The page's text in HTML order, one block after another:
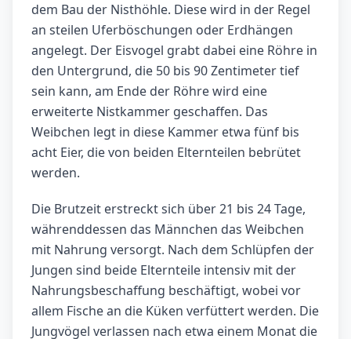
dem Bau der Nisthöhle. Diese wird in der Regel
an steilen Uferböschungen oder Erdhängen
angelegt. Der Eisvogel grabt dabei eine Röhre in
den Untergrund, die 50 bis 90 Zentimeter tief
sein kann, am Ende der Röhre wird eine
erweiterte Nistkammer geschaffen. Das
Weibchen legt in diese Kammer etwa fünf bis
acht Eier, die von beiden Elternteilen bebrütet
werden.
Die Brutzeit erstreckt sich über 21 bis 24 Tage,
währenddessen das Männchen das Weibchen
mit Nahrung versorgt. Nach dem Schlüpfen der
Jungen sind beide Elternteile intensiv mit der
Nahrungsbeschaffung beschäftigt, wobei vor
allem Fische an die Küken verfüttert werden. Die
Jungvögel verlassen nach etwa einem Monat die